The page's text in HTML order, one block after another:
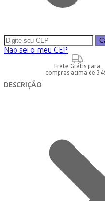
Não sei o meu CEP
Frete Grátis para
compras acima de
DESCRIÇÃO